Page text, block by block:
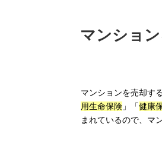
マンショ
マンションを売却す
用生命保険 」「健康
まれているので、マ